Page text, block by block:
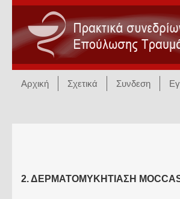
Αρχική Σχετικά Συνδεση
2. ΔΕΡΜΑΤΟΜΥΚΗΤΙΑΣΗ